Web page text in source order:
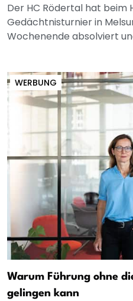
Der HC Rödertal hat beim
Gedächtnisturnier in
Wochenende absolviert
WERBUNG
Warum Führung ohne
gelingen kann